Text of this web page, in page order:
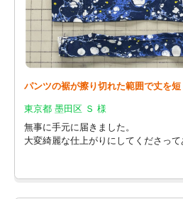
パンツの裾が擦り切れた範囲で丈を
東京都 墨田区 Ｓ 様
無事に手元に届きました。
大変綺麗な仕上がりにしてくださっ